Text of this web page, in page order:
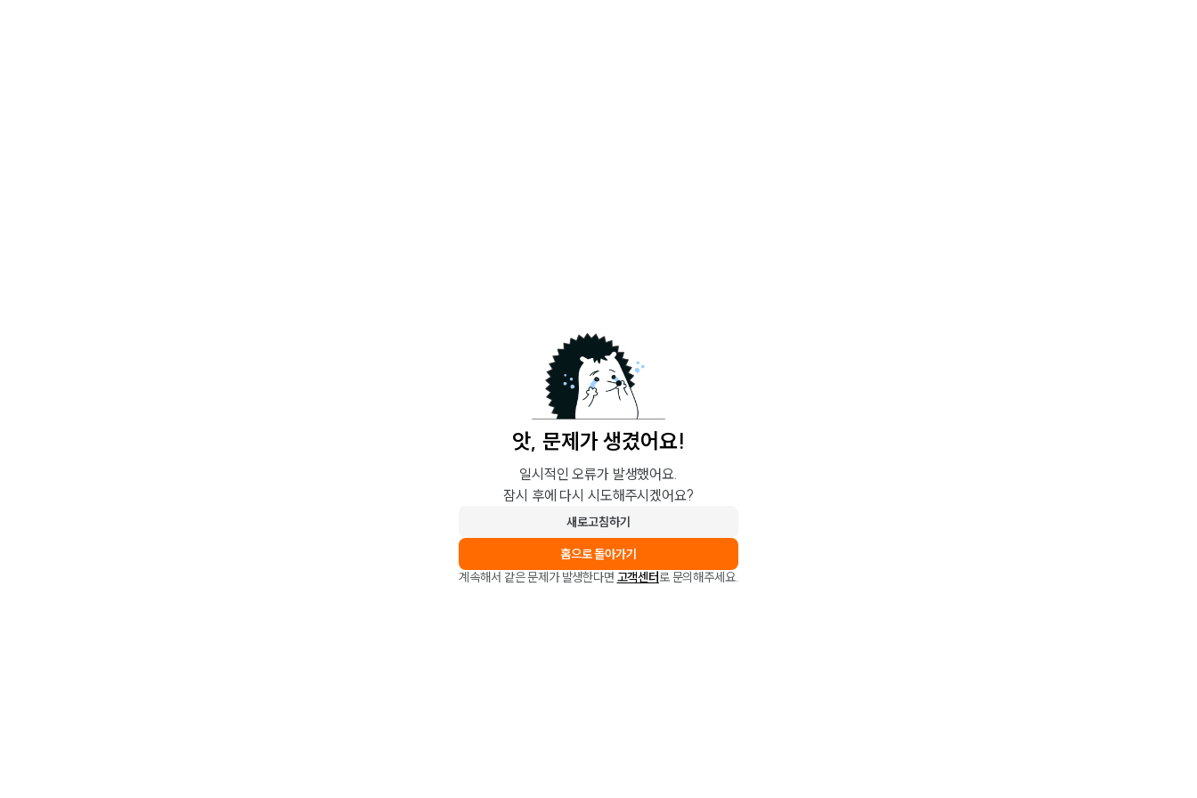
앗, 문제가 생겼어요!
일시적인 오류가 발생했어요.
잠시 후에 다시 시도해주시겠어요?
새로고침하기
홈으로 돌아가기
계속해서 같은 문제가 발생한다면 고객센터로 문의해주세요.